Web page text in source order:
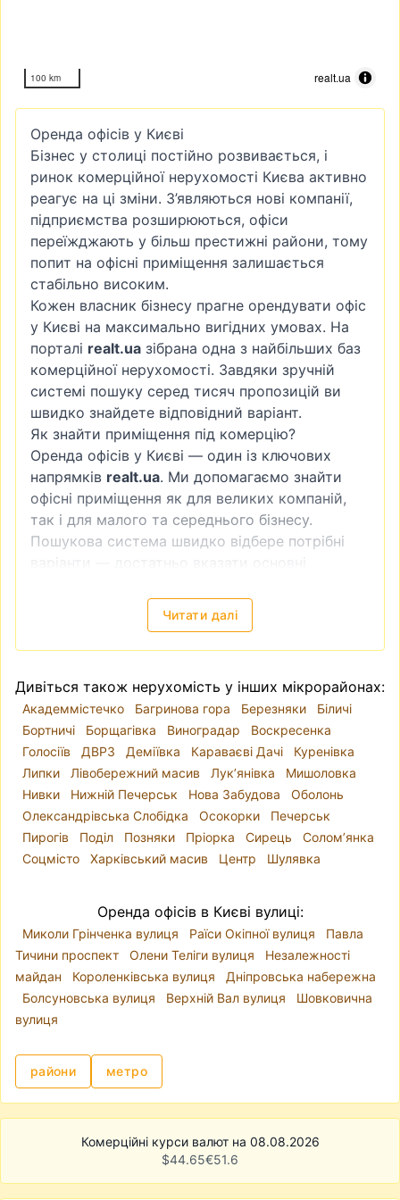
100 km realt.ua
Оренда офісів у Києві
Бізнес у столиці постійно розвивається, і
ринок комерційної нерухомості Києва активно
реагує на ці зміни. З’являються нові компанії,
підприємства розширюються, офіси
переїжджають у більш престижні райони, тому
попит на офісні приміщення залишається
стабільно високим.
Кожен власник бізнесу прагне орендувати офіс
у Києві на максимально вигідних умовах. На
порталі realt.ua зібрана одна з найбільших баз
комерційної нерухомості. Завдяки зручній
системі пошуку серед тисяч пропозицій ви
швидко знайдете відповідний варіант.
Як знайти приміщення під комерцію?
Оренда офісів у Києві — один із ключових
напрямків realt.ua. Ми допомагаємо знайти
офісні приміщення як для великих компаній,
так і для малого та середнього бізнесу.
Пошукова система швидко відбере потрібні
район або локацію;
вартість оренди;
Усі офіси супроводжуються детальним описом
та фотографіями, що дозволяє обрати й
орендувати офіс у Києві без зайвих виїздів на
перегляди.
Оренда офісів у Києві: різноманіття пропозицій
Кожен район столиці має свої особливості,
тому й нежитловий фонд відрізняється.
Залежно від специфіки бізнесу ви можете
орендувати офіс у центрі Києва, біля метро
запити —оренда офісу Київ центр, а також
офіси на Подолі, Печерську, Оболоні, Позняках,
біля станцій метро Академмістечко, Почайна,
Лівобережна.
У базіrealt.uaви знайдете:
приміщення під магазин або представництво;
транспортною доступністю;
сучасні офіси, що відповідають вимогам
бізнесу.
Окрему категорію складаєоренда офісів у
бізнес-центрах Києва — з ремонтом,
кондиціонуванням, телекомунікаціями та
інтернетом. Багато бізнес-центрів пропонують
Читати далі
Дивіться також нерухомість у інших мікрорайонах:
Академмістечко Багринова гора Березняки
Біличі
Бортничі
Борщагівка Виноградар
Воскресенка
Голосіїв
ДВРЗ Деміївка Караваєві Дачі
Куренівка
Липки
Лівобережний масив Лук’янівка
Мишоловка
Нивки
Нижній Печерськ Нова Забудова
Оболонь
Олександрівська Слобідка
Осокорки
Печерськ
Пирогів
Поділ Позняки Пріорка Сирець
Солом’янка
Соцмісто
Харківський масив Центр Шулявка
Оренда офісів в Києві вулиці:
Миколи Грінченка вулиця Раїси Окіпної вулиця
Павла
Тичини проспект
Олени Теліги вулиця
Незалежності
майдан
Короленківська вулиця
Дніпровська набережна
Болсуновська вулиця
Верхній Вал вулиця
Шовковична
вулиця
райони метро
Комерційні курси валют на 08.08.2026
$44.65€51.6